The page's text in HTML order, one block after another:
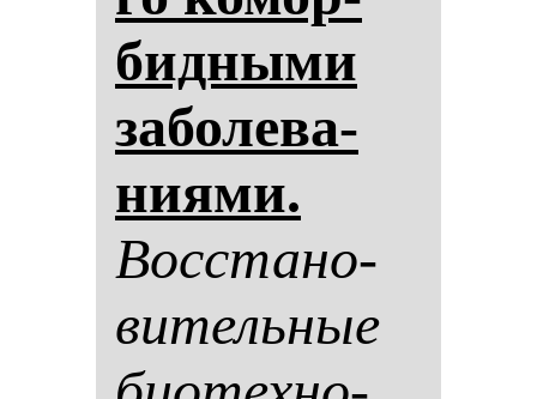
бид­ны­ми
за­бо­ле­ва­
ни­ями.
Вос­ста­но­
ви­тель­ные